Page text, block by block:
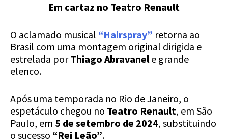
Em cartaz no Teatro Renault
O aclamado musical “Hairspray” retorna ao
Brasil com uma montagem original dirigida e
estrelada porThiago Abravanele grande
elenco.
Após uma temporada no Rio de Janeiro, o
espetáculo chegou no Teatro Renault, em São
Paulo, em 5 de setembro de 2024, substituindo
o sucesso “Rei Leão”.